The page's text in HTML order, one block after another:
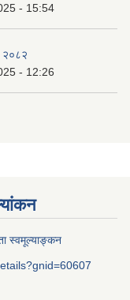
- 15:54
२०८२
- 12:26
स्वमूल्याङ्कन